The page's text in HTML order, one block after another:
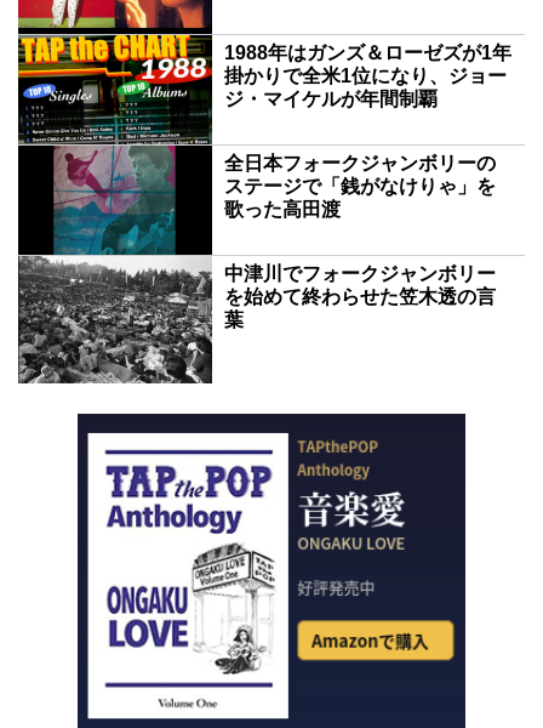
1988年はガンズ＆ローゼズが1年
掛かりで全米1位になり、ジョー
ジ・マイケルが年間制覇
全日本フォークジャンボリーの
ステージで「銭がなけりゃ」を
歌った高田渡
中津川でフォークジャンボリー
を始めて終わらせた笠木透の言
葉